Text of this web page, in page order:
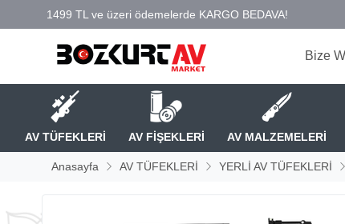
Bize
AV TÜFEKLERİ AV FİŞEKLERİ AV MALZEMELERİ
Anasayfa AV TÜFEKLERİ YERLİ AV TÜFEKLERİ